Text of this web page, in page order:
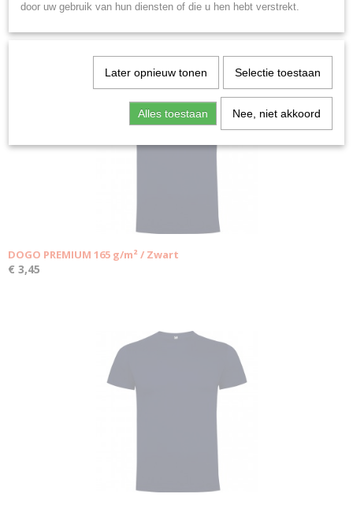
Ook interessant
DOGO PREMIUM 165 g/m² / Zwart
€ 3,45
door uw gebruik van hun diensten of die u hen hebt verstrekt.
Later opnieuw tonen Selectie toestaan
Alles toestaan Nee, niet akkoord